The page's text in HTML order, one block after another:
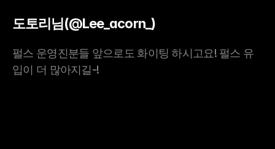
도토리님(@Lee_acorn_)
펄스 운영진분들 앞으로도 화이팅 하시고요! 펄스 유
입이 더 많아지길-!